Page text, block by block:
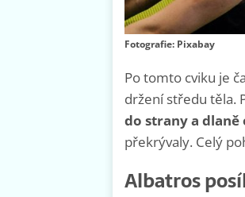
Fotografie: Pixabay
Po tomto cviku je
držení středu těla.
do strany a dlaně
překrývaly. Celý
Albatros